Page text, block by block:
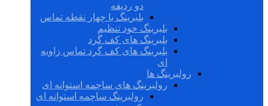
دو ردیفه
بلبرینگ با چهار نقطه تماس
بلبرینگ خود تنظیم
بلبرینگ های کف گرد
بلبرینگ های کف گرد تماس زاویه
ای
رولبرینگ ها
رولبرینگ های ساچمه استوانه ای
رولبرینگ ساچمه استوانه ای